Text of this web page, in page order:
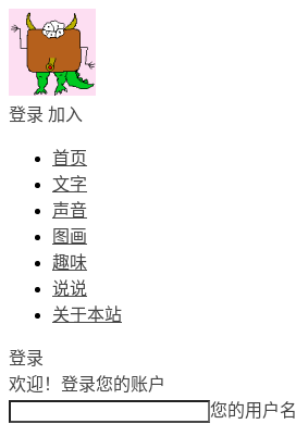
登录 加入
首页
文字
声音
图画
趣味
说说
关于本站
登录
欢迎！ 登录您的账户
您的用户名